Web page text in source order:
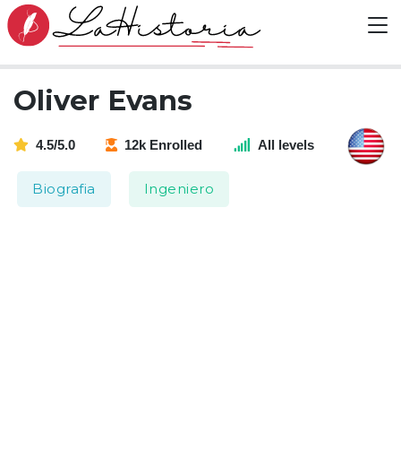
Oliver Evans
4.5/5.0 12k Enrolled All levels
Biografia Ingeniero